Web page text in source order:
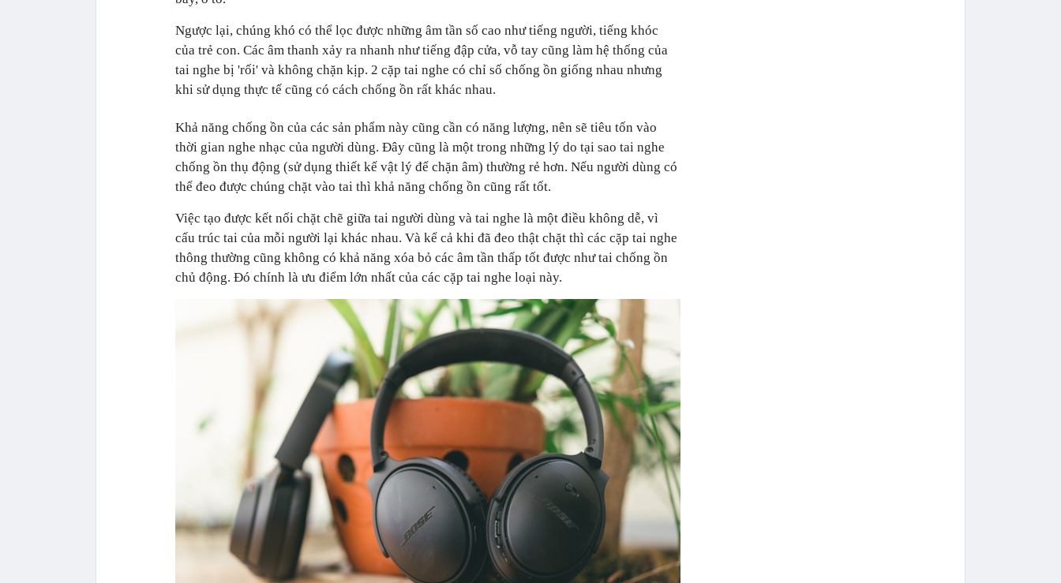
Ngược lại, chúng khó có thể lọc được những âm tần số cao như tiếng người, tiếng khóc
của trẻ con. Các âm thanh xảy ra nhanh như tiếng đập cửa, vỗ tay cũng làm hệ thống của
tai nghe bị 'rối' và không chặn kịp. 2 cặp tai nghe có chỉ số chống ồn giống nhau nhưng
khi sử dụng thực tế cũng có cách chống ồn rất khác nhau.
Khả năng chống ồn của các sản phẩm này cũng cần có năng lượng, nên sẽ tiêu tốn vào
thời gian nghe nhạc của người dùng. Đây cũng là một trong những lý do tại sao tai nghe
chống ồn thụ động (sử dụng thiết kế vật lý để chặn âm) thường rẻ hơn. Nếu người dùng có
thể đeo được chúng chặt vào tai thì khả năng chống ồn cũng rất tốt.
Việc tạo được kết nối chặt chẽ giữa tai người dùng và tai nghe là một điều không dễ, vì
cấu trúc tai của mỗi người lại khác nhau. Và kể cả khi đã đeo thật chặt thì các cặp tai nghe
thông thường cũng không có khả năng xóa bỏ các âm tần thấp tốt được như tai chống ồn
chủ động. Đó chính là ưu điểm lớn nhất của các cặp tai nghe loại này.